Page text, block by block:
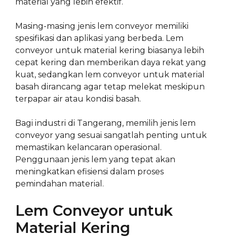
Masing-masing jenis lem conveyor memiliki
spesifikasi dan aplikasi yang berbeda. Lem
conveyor untuk material kering biasanya lebih
cepat kering dan memberikan daya rekat yang
kuat, sedangkan lem conveyor untuk material
basah dirancang agar tetap melekat meskipun
terpapar air atau kondisi basah.
Bagi industri di Tangerang, memilih jenis lem
conveyor yang sesuai sangatlah penting untuk
memastikan kelancaran operasional.
Penggunaan jenis lem yang tepat akan
meningkatkan efisiensi dalam proses
pemindahan material.
Lem Conveyor untuk
Material Kering